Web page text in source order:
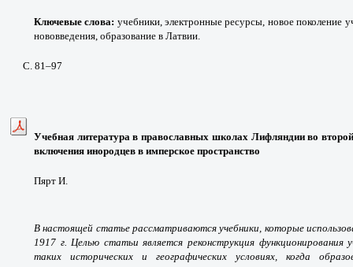
Ключевые слова: учебники, электронные ресурсы, новое поколение
нововведения, образование в Латвии.
С. 81–97
Учебная литература в православных школах Лифляндии во
включения инородцев в имперское пространство
Пярт И.
В настоящей статье рассматриваются учебники, которые
1917 г. Целью статьи является реконструкция
таких исторических и географических условиях, когда